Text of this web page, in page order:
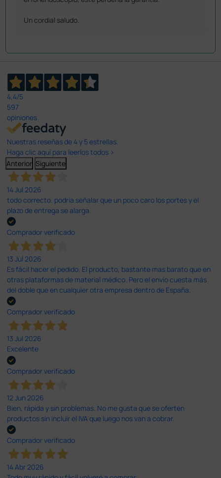
Un cordial saludo.
4,4/5
597
opiniones
Nuestras reseñas de 4 y 5 estrellas.
Haga clic aquí para leerlos todos >
Anterior Siguiente
14 Jul 2026
todo correcto. podria señalar que un poco caro los portes y el
plazo de entrega se alarga.
Comprador verificado
13 Jul 2026
Es fácil hacer el pedido. El producto, bastante mas barato que en
otras plataformas de material médico. Pero el envío cuesta más
del doble que en cualquier otra empresa dentro de España.
Comprador verificado
13 Jul 2026
Excelente
Comprador verificado
12 Jun 2026
Bien, rápida y sin problemas. No me gusta que se oferten
productos sin incluir el IVA que luego nos van a cobrar.
Comprador verificado
14 Abr 2026